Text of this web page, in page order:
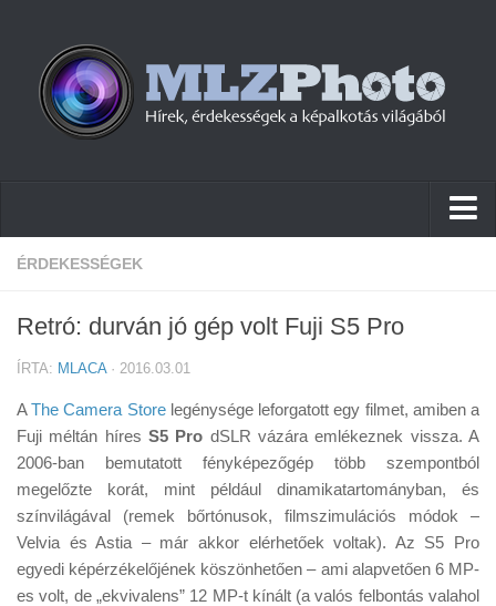
Hírek
Cikkek
Firmware
Tudástár
Tanácsok
Érdekességek
Helyszíni Riport
ÉRDEKESSÉGEK
Retró: durván jó gép volt Fuji S5 Pro
ÍRTA: MLACA· 2016.03.01
AThe Camera Storelegénysége leforgatott egy filmet, amiben a
Fuji méltán híres S5 Pro dSLR vázára emlékeznek vissza. A
2006-ban bemutatott fényképezőgép több szempontból
megelőzte korát, mint például dinamikatartományban, és
színvilágával (remek bőrtónusok, filmszimulációs módok –
Velvia és Astia – már akkor elérhetőek voltak). Az S5 Pro
egyedi képérzékelőjének köszönhetően – ami alapvetően 6 MP-
es volt, de „ekvivalens” 12 MP-t kínált (a valós felbontás valahol